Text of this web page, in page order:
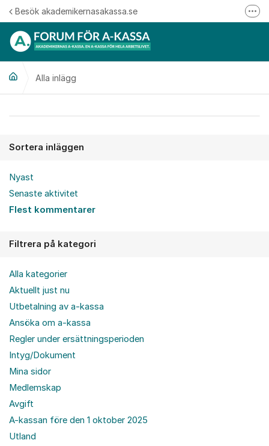
Hoppa till innehåll
Besök akademikernasakassa.se
Alla inlägg
Sortera inläggen
Nyast
Senaste aktivitet
Flest kommentarer
Filtrera på kategori
Alla kategorier
Aktuellt just nu
Utbetalning av a-kassa
Ansöka om a-kassa
Regler under ersättningsperioden
Intyg/Dokument
Mina sidor
Medlemskap
Avgift
A-kassan före den 1 oktober 2025
Utland